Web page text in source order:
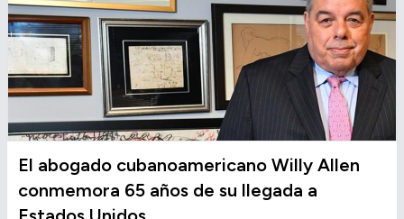
El abogado cubanoamericano Willy Allen
conmemora 65 años de su llegada a